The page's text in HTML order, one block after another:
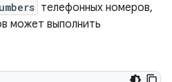
телефонных номеров,
может выполнить